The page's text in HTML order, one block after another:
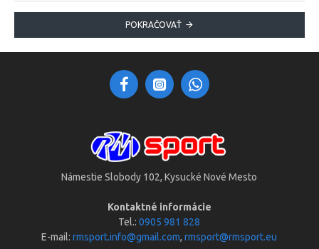
POKRAČOVAŤ
Námestie Slobody 102, Kysucké Nové Mesto
Kontaktné informácie
Tel.:0905 981 828
E-mail:rmsport.info@gmail.com,rmsport@rmsport.eu